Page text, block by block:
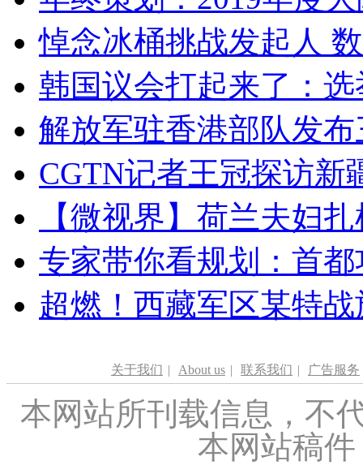
悼念冰桶挑战发起人
韩国议会打起来了：
解放军驻香港部队发
CGTN记者王冠探访新
【微视界】荷兰夫妇
专家带你看规划：首
超燃！西藏军区某特
关于我们 | About us | 联系我们 | 广告服务
本网站所刊载信息，不
本网站稿